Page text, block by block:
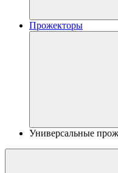
Прожекторы
Универсальные